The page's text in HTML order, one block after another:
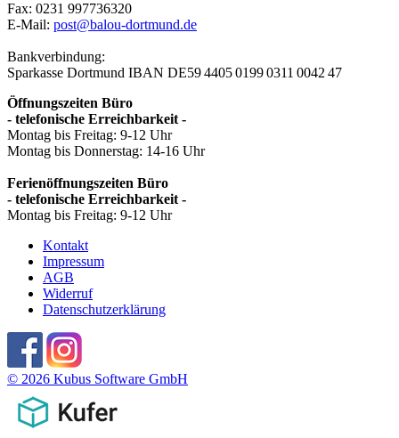
Fax: 0231 997736320
E-Mail: post@balou-dortmund.de
Bankverbindung:
Sparkasse Dortmund IBAN DE59 4405 0199 0311 0042 47
Öffnungszeiten Büro
- telefonische Erreichbarkeit -
Montag bis Freitag: 9-12 Uhr
Montag bis Donnerstag: 14-16 Uhr
Ferienöffnungszeiten Büro
- telefonische Erreichbarkeit -
Montag bis Freitag: 9-12 Uhr
Kontakt
Impressum
AGB
Widerruf
Datenschutzerklärung
© 2026 Kubus Software GmbH